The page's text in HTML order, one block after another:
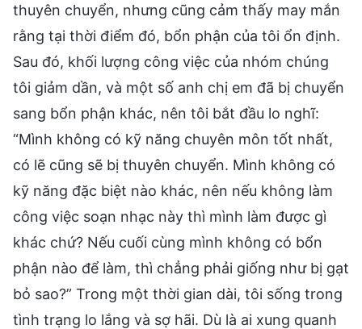
thuyên chuyển, nhưng cũng cảm thấy may mắn
rằng tại thời điểm đó, bổn phận của tôi ổn định.
Sau đó, khối lượng công việc của nhóm chúng
tôi giảm dần, và một số anh chị em đã bị chuyển
sang bổn phận khác, nên tôi bắt đầu lo nghĩ:
“Mình không có kỹ năng chuyên môn tốt nhất,
có lẽ cũng sẽ bị thuyên chuyển. Mình không có
kỹ năng đặc biệt nào khác, nên nếu không làm
công việc soạn nhạc này thì mình làm được gì
khác chứ? Nếu cuối cùng mình không có bổn
phận nào để làm, thì chẳng phải giống như bị gạt
bỏ sao?” Trong một thời gian dài, tôi sống trong
tình trạng lo lắng và sợ hãi. Dù là ai xung quanh